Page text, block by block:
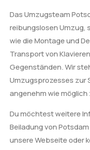
Das Umzugsteam
reibungslosen Umzug,
wie die Montage und
Transport von
Gegenständen. Wir
Umzugsprozesses zur
angenehm wie
Du möchtest weitere
Beiladung von
unsere Webseite oder